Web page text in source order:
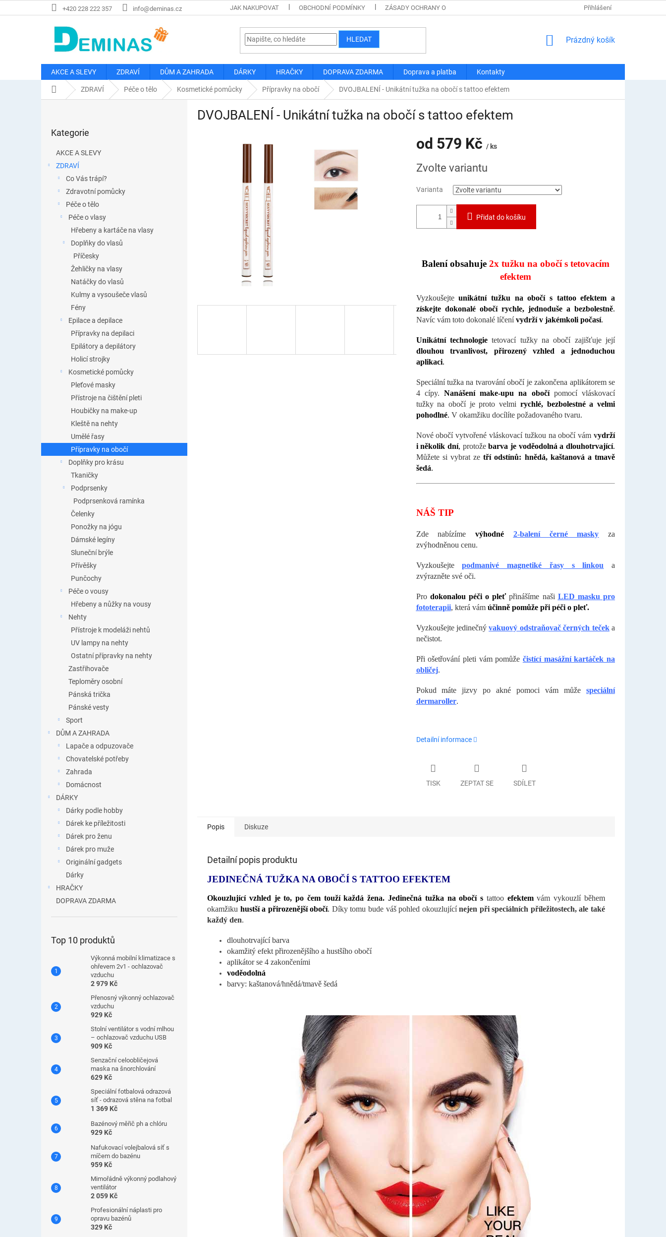
na
+420 228 222 357 info@deminas.cz JAK NAKUPOVAT OBCHODNÍ PODMÍNKY ZÁSADY OCHRANY OSOBNÍCH ÚDAJŮ DOPRAVA A PLATBA
Přihlášení
HLEDAT
NÁKUPNÍ
Prázdný košík
AKCE A SLEVY ZDRAVÍ DŮM A ZAHRADA DÁRKY HRAČKY DOPRAVA ZDARMA Doprava a platba Kontakty
Domů ZDRAVÍ Péče o tělo Kosmetické pomůcky Přípravky na obočí DVOJBALENÍ - Unikátní tužka na obočí s tattoo efektem
kategorie
Kategorie
AKCE A SLEVY
ZDRAVÍ
Co Vás trápí?
Zdravotní pomůcky
Péče o tělo
Péče o vlasy
Hřebeny a kartáče na vlasy
Doplňky do vlasů
Příčesky
Žehličky na vlasy
Natáčky do vlasů
Kulmy a vysoušeče vlasů
Fény
Epilace a depilace
Přípravky na depilaci
Epilátory a depilátory
Holicí strojky
Kosmetické pomůcky
Pleťové masky
Přístroje na čištění pleti
Houbičky na make-up
Kleště na nehty
Umělé řasy
Přípravky na obočí
Doplňky pro krásu
Tkaničky
Podprsenky
Podprsenková ramínka
Čelenky
Ponožky na jógu
Dámské legíny
Sluneční brýle
Přívěšky
Punčochy
Péče o vousy
Hřebeny a nůžky na vousy
Nehty
Přístroje k modeláži nehtů
UV lampy na nehty
Ostatní přípravky na nehty
Zastřihovače
Teploměry osobní
Pánská trička
Pánské vesty
Sport
DŮM A ZAHRADA
Lapače a odpuzovače
Chovatelské potřeby
Zahrada
Domácnost
DÁRKY
Dárky podle hobby
Dárek ke příležitosti
Dárek pro ženu
Dárek pro muže
Originální gadgets
Dárky
HRAČKY
DOPRAVA ZDARMA
Top 10 produktů
Výkonná mobilní klimatizace s
ohřevem 2v1 - ochlazovač
vzduchu
2 979 Kč
Přenosný výkonný ochlazovač
vzduchu
929 Kč
Stolní ventilátor s vodní mlhou
– ochlazovač vzduchu USB
909 Kč
Senzační celoobličejová
maska ​​na šnorchlování
629 Kč
Speciální fotbalová odrazová
síť - odrazová stěna na fotbal
1 369 Kč
Bazénový měřič ph a chlóru
929 Kč
Nafukovací volejbalová síť s
míčem do bazénu
959 Kč
Mimořádně výkonný podlahový
ventilátor
2 059 Kč
Profesionální náplasti pro
opravu bazénů
329 Kč
DVOJBALENÍ - Unikátní tužka na obočí s tattoo efektem
od 579 Kč / ks
cena:
Zvolte variantu
Varianta
Přidat do košíku
Balení obsahuje 2x tužku na obočí s tetovacím
efektem
Vyzkoušejteunikátní tužku na obočí s tattoo efektem a
získejte dokonalé obočí rychle, jednoduše a bezbolestně.
Navíc vám toto dokonalé líčenívydrží v jakémkoli počasí.
Unikátní technologietetovací tužky na obočí zajišťuje její
dlouhou trvanlivost, přirozený vzhled a jednoduchou
aplikaci.
Speciální tužka na tvarování obočí je zakončena aplikátorem se
4 cípy. Nanášení make-upu na obočípomocí vláskovací
tužky na obočí je proto velmi rychlé, bezbolestné a velmi
pohodlné. V okamžiku docílíte požadovaného tvaru.
Nové obočí vytvořené vláskovací tužkou na obočí vám vydrží
i několik dní, protožebarva je voděodolná a dlouhotrvající.
Můžete si vybrat zetří odstínů: hnědá, kaštanová a tmavě
šedá.
NÁŠ TIP
Zde nabízíme výhodné 2-balení černé masky za
zvýhodněnou cenu.
Vyzkoušejtepodmanivé magnetiké řasy s linkou a
zvýrazněte své oči.
Pro dokonalou péči o pleťpřinášíme naši LED masku pro
fototerapii, která vám účinně pomůže při péči o pleť.
Vyzkoušejte jedinečnývakuový odstraňovač černých tečeka
nečistot.
Při ošetřování pleti vám pomůže čistící masážní kartáček na
obličej.
Pokud máte jizvy po akné pomoci vám může speciální
dermaroller.
Detailní informace
TISK ZEPTAT SE SDÍLET
Popis Diskuze
Detailní popis produktu
JEDINEČNÁ TUŽKA NA OBOČÍ S TATTOO EFEKTEM
Okouzlující vzhled je to, po čem touží každá žena. Jedinečná tužka na obočí s tattooefektemvám vykouzlí během
okamžiku hustší a přirozenější obočí. Díky tomu bude váš pohled okouzlujícínejen při speciálních příležitostech, ale také
každý den.
dlouhotrvající barva
okamžitý efekt přirozenějšího a hustšího obočí
aplikátor se 4 zakončeními
voděodolná
barvy: kaštanová/hnědá/tmavě šedá